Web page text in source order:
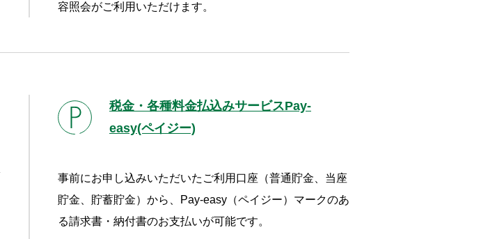
容照会がご利用いただけます。
税金・各種料金払込みサービスPay-
easy(ペイジー)
事前にお申し込みいただいたご利用口座（普通貯金、当座
貯金、貯蓄貯金）から、Pay-easy（ペイジー）マークのあ
る請求書・納付書のお支払いが可能です。